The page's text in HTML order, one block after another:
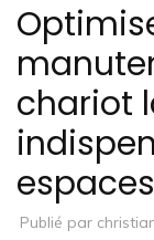
chariot
Publié par